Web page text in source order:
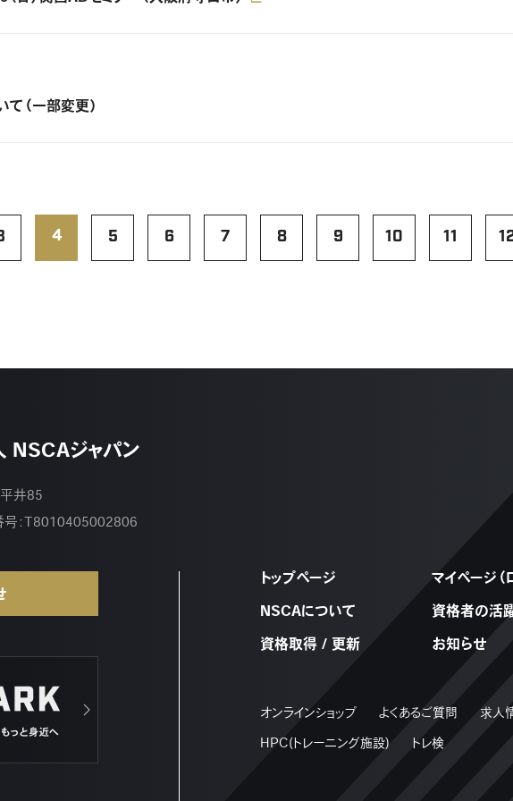
（一部変更）
4 5 6 7 8 9 10 11
NSCAジャパン
井85
：T8010405002806
トップページ
NSCAについて
資格取得 / 更新
マイページ（
資格者の活
お知らせ
オンラインショップ よくあるご質問 求人
HPC(トレーニング施設) トレ検